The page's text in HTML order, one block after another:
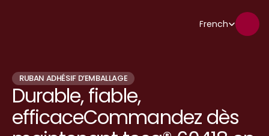
Select Language
French
RUBAN ADHÉSIF D’EMBALLAGE
Durable, fiable,
efficaceCommandez dès